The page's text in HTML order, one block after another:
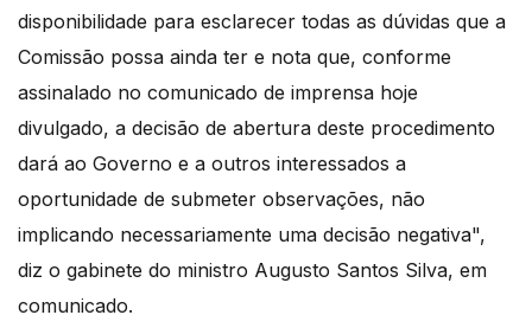
disponibilidade para esclarecer todas as dúvidas que a
Comissão possa ainda ter e nota que, conforme
assinalado no comunicado de imprensa hoje
divulgado, a decisão de abertura deste procedimento
dará ao Governo e a outros interessados a
oportunidade de submeter observações, não
implicando necessariamente uma decisão negativa",
diz o gabinete do ministro Augusto Santos Silva, em
comunicado.